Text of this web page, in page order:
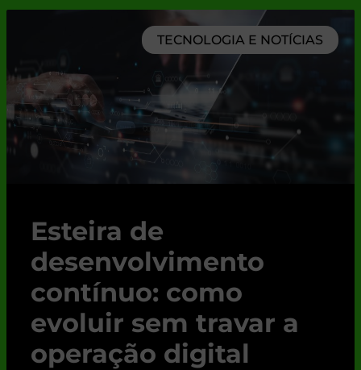
TECNOLOGIA E NOTÍCIAS
Esteira de
desenvolvimento
contínuo: como
evoluir sem travar a
operação digital